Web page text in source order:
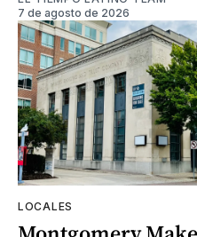
7 de agosto de 2026
LOCALES